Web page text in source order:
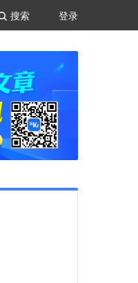
登录
搜索